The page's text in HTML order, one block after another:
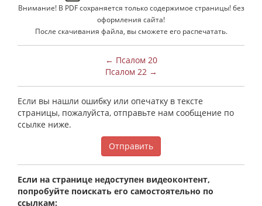
Внимание! В PDF сохраняется только содержимое страницы! без
оформления сайта!
После скачивания файла, вы сможете его распечатать.
← Псалом 20
Псалом 22 →
Если вы нашли ошибку или опечатку в тексте
страницы, пожалуйста, отправьте нам сообщение по
ссылке ниже.
Отправить
Если на странице недоступен видеоконтент,
попробуйте поискать его самостоятельно по
ссылкам: